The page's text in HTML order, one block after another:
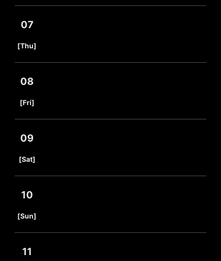
07
[Thu]
08
[Fri]
09
[Sat]
10
[Sun]
11